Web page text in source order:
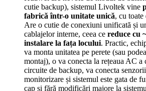
cutie backup), sistemul Livoltek vine
fabrică într-o unitate unică, cu toate
Are o cutie de conexiuni unificată și
cablajelor interne, ceea ce reduce cu
instalare la fața locului. Practic,
va monta unitatea pe perete (sau
montaj), o va conecta la rețeaua AC a
circuite de backup, va conecta
monitorizare și sistemul este gata de
cap și fără modificări majore la